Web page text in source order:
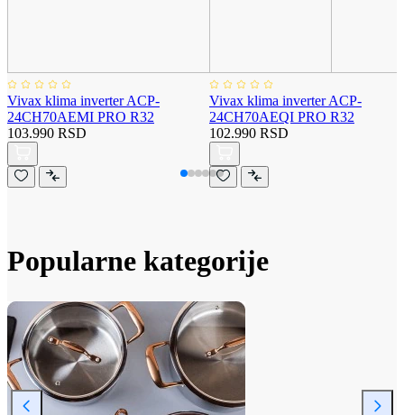
Vivax klima inverter ACP-
24CH70AEMI PRO R32
103.990 RSD
Vivax klima inverter ACP-
24CH70AEQI PRO R32
102.990 RSD
Popularne kategorije